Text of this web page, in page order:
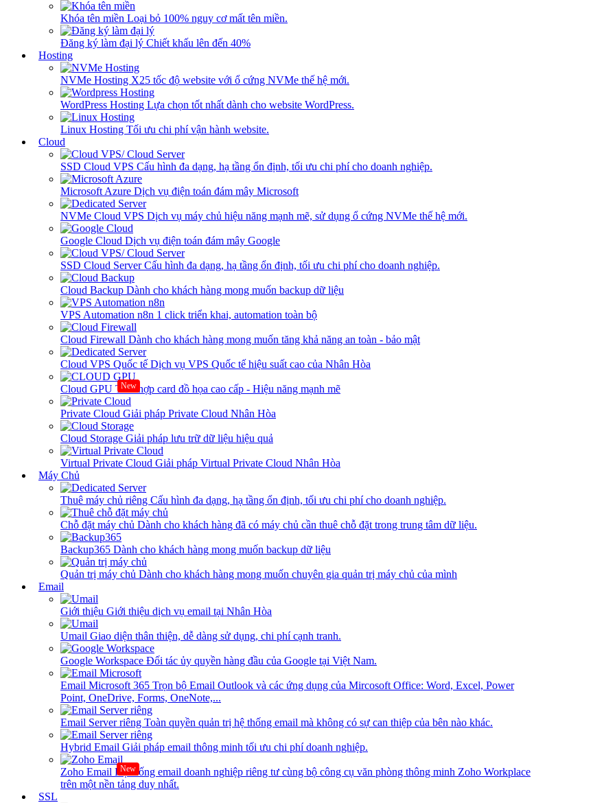
Khóa tên miền Loại bỏ 100% nguy cơ mất tên miền.
Đăng ký làm đại lý Chiết khấu lên đến 40%
Hosting
NVMe Hosting X25 tốc độ website với ổ cứng NVMe thế hệ mới.
WordPress Hosting Lựa chọn tốt nhất dành cho website WordPress.
Linux Hosting Tối ưu chi phí vận hành website.
Cloud
SSD Cloud VPS Cấu hình đa dạng, hạ tầng ổn định, tối ưu chi phí cho doanh nghiệp.
Microsoft Azure Dịch vụ điện toán đám mây Microsoft
NVMe Cloud VPS Dịch vụ máy chủ hiệu năng mạnh mẽ, sử dụng ổ cứng NVMe thế hệ mới.
Google Cloud Dịch vụ điện toán đám mây Google
SSD Cloud ServerCấu hình đa dạng, hạ tầng ổn định, tối ưu chi phí cho doanh nghiệp.
Cloud Backup Dành cho khách hàng mong muốn backup dữ liệu
VPS Automation n8n 1 click triển khai, automation toàn bộ
Cloud Firewall Dành cho khách hàng mong muốn tăng khả năng an toàn - bảo mật
Cloud VPS Quốc tế Dịch vụ VPS Quốc tế hiệu suất cao của Nhân Hòa
Cloud GPU New
Tích hợp card đồ họa cao cấp - Hiệu năng mạnh mẽ
Private Cloud Giải pháp Private Cloud Nhân Hòa
Cloud Storage Giải pháp lưu trữ dữ liệu hiệu quả
Virtual Private Cloud Giải pháp Virtual Private Cloud Nhân Hòa
Máy Chủ
Thuê máy chủ riêng Cấu hình đa dạng, hạ tầng ổn định, tối ưu chi phí cho doanh nghiệp.
Chỗ đặt máy chủ Dành cho khách hàng đã có máy chủ cần thuê chỗ đặt trong trung tâm dữ liệu.
Backup365 Dành cho khách hàng mong muốn backup dữ liệu
Quản trị máy chủ Dành cho khách hàng mong muốn chuyên gia quản trị máy chủ của mình
Email
Giới thiệu Giới thiệu dịch vụ email tại Nhân Hòa
Umail Giao diện thân thiện, dễ dàng sử dụng, chi phí cạnh tranh.
Google Workspace Đối tác ủy quyền hàng đầu của Google tại Việt Nam.
Email Microsoft 365 Trọn bộ Email Outlook và các ứng dụng của Mircosoft Office: Word, Excel, Power
Point, OneDrive, Forms, OneNote,...
Email Server riêng Toàn quyền quản trị hệ thống email mà không có sự can thiệp của bên nào khác.
Hybrid Email Giải pháp email thông minh tối ưu chi phí doanh nghiệp.
Zoho Email New
Hệ thống email doanh nghiệp riêng tư cùng bộ công cụ văn phòng thông minh Zoho Workplace
trên một nền tảng duy nhất.
SSL